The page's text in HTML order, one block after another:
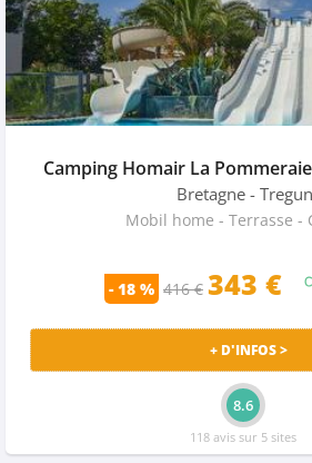
Camping Homair La
Bretagne -
Mobil home - Terrasse -
- 18 % 416 € 343 €
+ D'INFOS >
8.6
118 avis sur 5 sites